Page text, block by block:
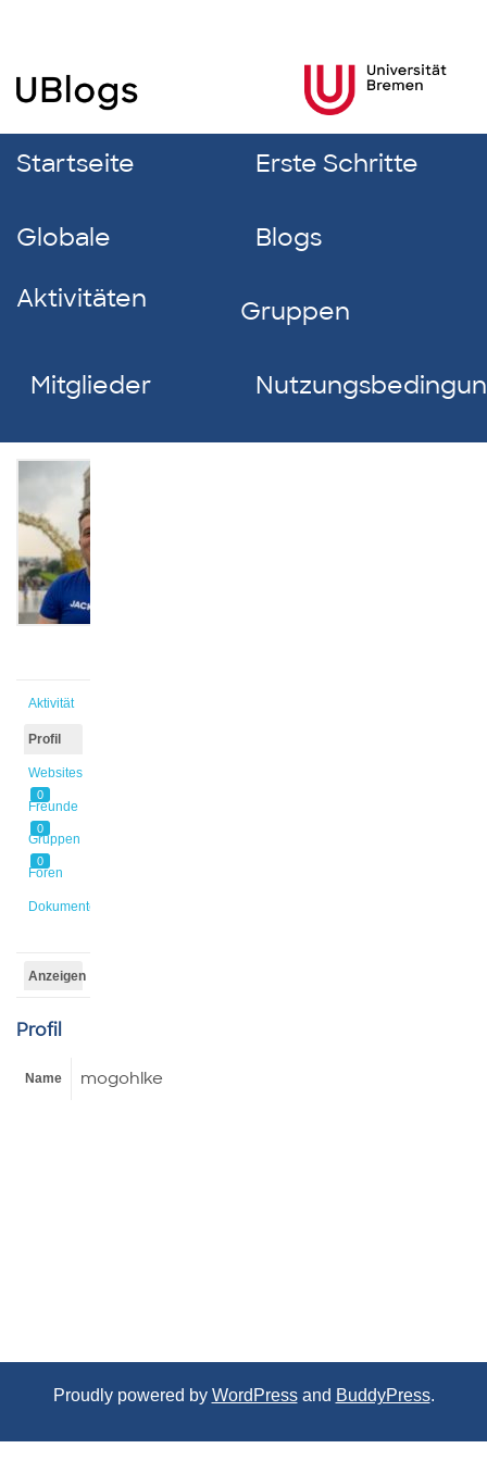
Startseite Erste Schritte
Globale
Aktivitäten
Blogs
Gruppen
Mitglieder
Aktivität
Profil
Websites
0
Freunde
0
Gruppen
0
Foren
Dokumente
Anzeigen
Profil
Name mogohlke
Proudly powered by WordPressand BuddyPress.